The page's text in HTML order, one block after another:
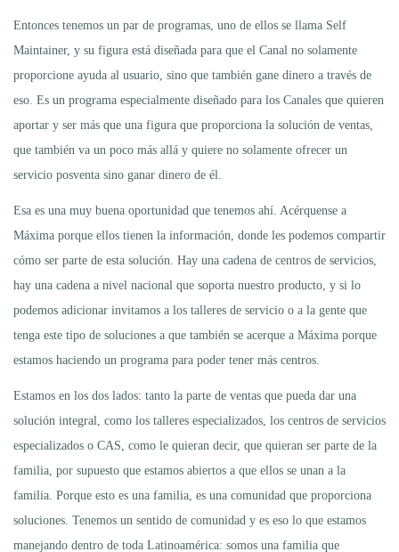
Entonces tenemos un par de programas, uno de ellos se llama Self
Maintainer, y su figura está diseñada para que el Canal no solamente
proporcione ayuda al usuario, sino que también gane dinero a través de
eso. Es un programa especialmente diseñado para los Canales que quieren
aportar y ser más que una figura que proporciona la solución de ventas,
que también va un poco más allá y quiere no solamente ofrecer un
servicio posventa sino ganar dinero de él.
Esa es una muy buena oportunidad que tenemos ahí. Acérquense a
Máxima porque ellos tienen la información, donde les podemos compartir
cómo ser parte de esta solución. Hay una cadena de centros de servicios,
hay una cadena a nivel nacional que soporta nuestro producto, y si lo
podemos adicionar invitamos a los talleres de servicio o a la gente que
tenga este tipo de soluciones a que también se acerque a Máxima porque
estamos haciendo un programa para poder tener más centros.
Estamos en los dos lados: tanto la parte de ventas que pueda dar una
solución integral, como los talleres especializados, los centros de servicios
especializados o CAS, como le quieran decir, que quieran ser parte de la
familia, por supuesto que estamos abiertos a que ellos se unan a la
familia. Porque esto es una familia, es una comunidad que proporciona
soluciones. Tenemos un sentido de comunidad y es eso lo que estamos
manejando dentro de toda Latinoamérica: somos una familia que